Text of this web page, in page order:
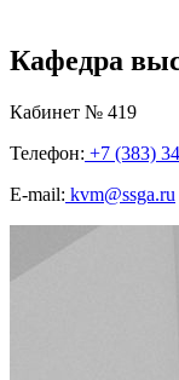
Кафедра
Кабинет № 419
Телефон: +7 (383)
E-mail: kvm@ssga.ru